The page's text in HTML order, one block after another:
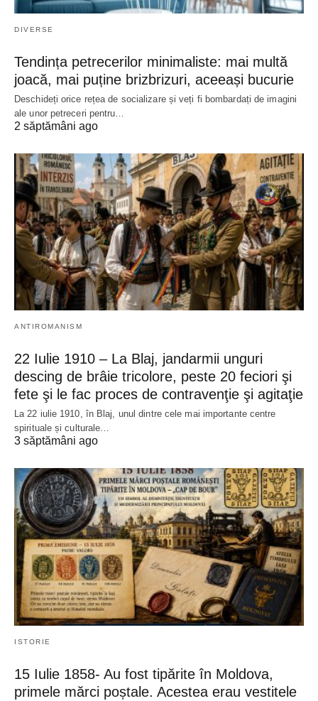
DIVERSE
Tendința petrecerilor minimaliste: mai multă
joacă, mai puține brizbrizuri, aceeași bucurie
Deschideți orice rețea de socializare și veți fi bombardați de imagini
ale unor petreceri pentru…
2 săptămâni ago
ANTIROMANISM
22 Iulie 1910 – La Blaj, jandarmii unguri
descing de brâie tricolore, peste 20 feciori şi
fete şi le fac proces de contravenţie şi agitaţie
La 22 iulie 1910, în Blaj, unul dintre cele mai importante centre
spirituale și culturale…
3 săptămâni ago
ISTORIE
15 Iulie 1858- Au fost tipărite în Moldova,
primele mărci poștale. Acestea erau vestitele